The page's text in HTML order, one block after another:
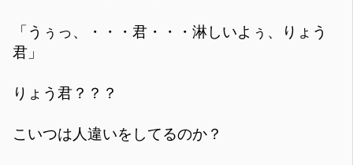
「うぅっ、・・・君・・・淋しいよぅ、りょう
君」
りょう君？？？
こいつは人違いをしてるのか？